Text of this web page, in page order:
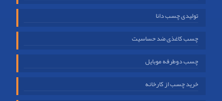
تولیدی چسب دانا
چسب کاغذی ضد حساسیت
چسب دوطرفه موبایل
خرید چسب از کارخانه